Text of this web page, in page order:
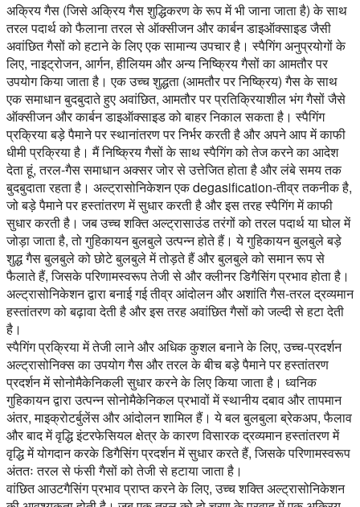
अक्रिय गैस (जिसे अक्रिय गैस शुद्धिकरण के रूप में भी जाना जाता है) के साथ
तरल पदार्थ को फैलाना तरल से ऑक्सीजन और कार्बन डाइऑक्साइड जैसी
अवांछित गैसों को हटाने के लिए एक सामान्य उपचार है। स्पैगिंग अनुप्रयोगों के
लिए, नाइट्रोजन, आर्गन, हीलियम और अन्य निष्क्रिय गैसों का आमतौर पर
उपयोग किया जाता है। एक उच्च शुद्धता (आमतौर पर निष्क्रिय) गैस के साथ
एक समाधान बुदबुदाते हुए अवांछित, आमतौर पर प्रतिक्रियाशील भंग गैसों जैसे
ऑक्सीजन और कार्बन डाइऑक्साइड को बाहर निकाल सकता है। स्पैगिंग
प्रक्रिया बड़े पैमाने पर स्थानांतरण पर निर्भर करती है और अपने आप में काफी
धीमी प्रक्रिया है। मैं निष्क्रिय गैसों के साथ स्पैगिंग को तेज करने का आदेश
देता हूं, तरल-गैस समाधान अक्सर जोर से उत्तेजित होता है और लंबे समय तक
बुदबुदाता रहता है। अल्ट्रासोनिकेशन एक degasification-तीव्र तकनीक है,
जो बड़े पैमाने पर हस्तांतरण में सुधार करती है और इस तरह स्पैगिंग में काफी
सुधार करती है। जब उच्च शक्ति अल्ट्रासाउंड तरंगों को तरल पदार्थ या घोल में
जोड़ा जाता है, तो गुहिकायन बुलबुले उत्पन्न होते हैं। ये गुहिकायन बुलबुले बड़े
शुद्ध गैस बुलबुले को छोटे बुलबुले में तोड़ते हैं और बुलबुले को समान रूप से
फैलाते हैं, जिसके परिणामस्वरूप तेजी से और क्लीनर डिगैसिंग प्रभाव होता है।
अल्ट्रासोनिकेशन द्वारा बनाई गई तीव्र आंदोलन और अशांति गैस-तरल द्रव्यमान
हस्तांतरण को बढ़ावा देती है और इस तरह अवांछित गैसों को जल्दी से हटा देती
है।
स्पैगिंग प्रक्रिया में तेजी लाने और अधिक कुशल बनाने के लिए, उच्च-प्रदर्शन
अल्ट्रासोनिक्स का उपयोग गैस और तरल के बीच बड़े पैमाने पर हस्तांतरण
प्रदर्शन में सोनोमैकेनिकली सुधार करने के लिए किया जाता है। ध्वनिक
गुहिकायन द्वारा उत्पन्न सोनोमैकेनिकल प्रभावों में स्थानीय दबाव और तापमान
अंतर, माइक्रोटर्बुलेंस और आंदोलन शामिल हैं। ये बल बुलबुला ब्रेकअप, फैलाव
और बाद में वृद्धि इंटरफेसियल क्षेत्र के कारण विसारक द्रव्यमान हस्तांतरण में
वृद्धि में योगदान करके डिगैसिंग प्रदर्शन में सुधार करते हैं, जिसके परिणामस्वरूप
अंततः तरल से फंसी गैसों को तेजी से हटाया जाता है।
वांछित आउटगैसिंग प्रभाव प्राप्त करने के लिए, उच्च शक्ति अल्ट्रासोनिकेशन